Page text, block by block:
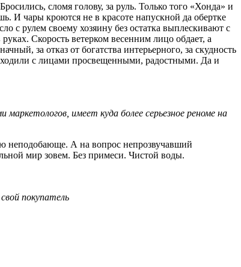
сломя голову, за руль. Только того «Хонда» и
И чары кроются не в красоте напускной да обертке
с рулем своему хозяину без остатка выплескивают с
Скорость ветерком весенним лицо обдает, а
за отказ от богатства интерьерного, за скудность
с лицами просвещенными, радостными. Да и
имеет куда более серьезное реноме на
неподобающе. А на вопрос непрозвучавший
мир зовем. Без примеси. Чистой воды.
покупатель